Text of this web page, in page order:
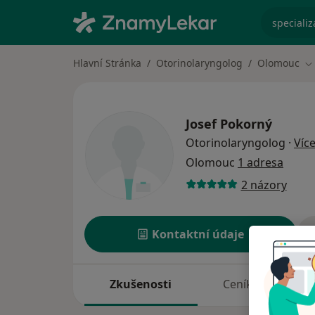
Hlavní Stránka Otorinolaryngolog Olomouc
Josef Pokorný
Otorinolaryngolog · Více
Olomouc 1 adresa
2 názory
Kontaktní údaje
Zkušenosti Ceník